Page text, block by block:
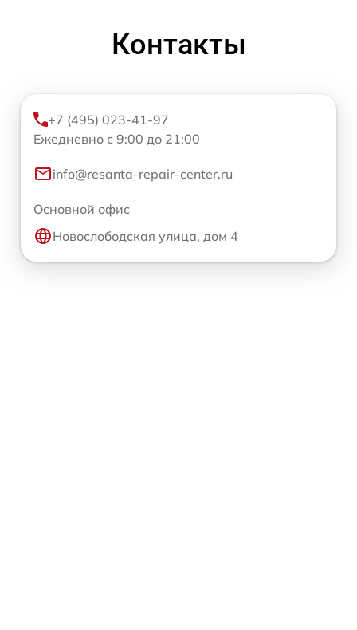
Контакты
+7 (495) 023-41-97
Ежедневно с 9:00 до 21:00
info@resanta-repair-center.ru
Основной офис
Новослободская улица, дом 4